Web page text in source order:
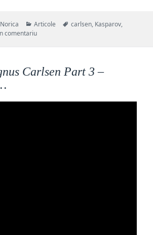
Autor
Norica Categorii
Articole Etichete
carlsen, Kasparov,
comentariula Chess GM Funny Moments
Carlsen Part 3 –